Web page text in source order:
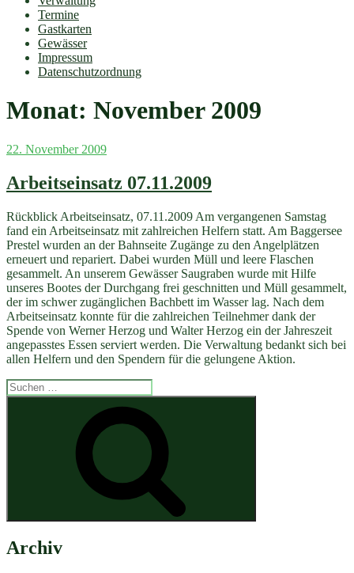
Termine
Gastkarten
Gewässer
Impressum
Datenschutzordnung
Monat: November 2009
Veröffentlicht
22. November 2009
Arbeitseinsatz 07.11.2009
Rückblick Arbeitseinsatz, 07.11.2009 Am vergangenen Samstag
fand ein Arbeitseinsatz mit zahlreichen Helfern statt. Am Baggersee
Prestel wurden an der Bahnseite Zugänge zu den Angelplätzen
erneuert und repariert. Dabei wurden Müll und leere Flaschen
gesammelt. An unserem Gewässer Saugraben wurde mit Hilfe
unseres Bootes der Durchgang frei geschnitten und Müll gesammelt,
der im schwer zugänglichen Bachbett im Wasser lag. Nach dem
Arbeitseinsatz konnte für die zahlreichen Teilnehmer dank der
Spende von Werner Herzog und Walter Herzog ein der Jahreszeit
angepasstes Essen serviert werden. Die Verwaltung bedankt sich bei
allen Helfern und den Spendern für die gelungene Aktion.
Suchen
nach:
Archiv